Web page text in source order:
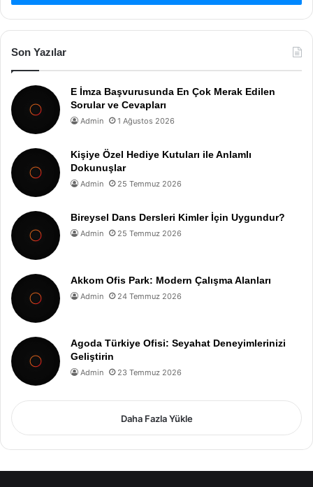
Son Yazılar
E İmza Başvurusunda En Çok Merak Edilen
Sorular ve Cevapları
Admin 1 Ağustos 2026
Kişiye Özel Hediye Kutuları ile Anlamlı
Dokunuşlar
Admin 25 Temmuz 2026
Bireysel Dans Dersleri Kimler İçin Uygundur?
Admin 25 Temmuz 2026
Akkom Ofis Park: Modern Çalışma Alanları
Admin 24 Temmuz 2026
Agoda Türkiye Ofisi: Seyahat Deneyimlerinizi
Geliştirin
Admin 23 Temmuz 2026
Daha Fazla Yükle